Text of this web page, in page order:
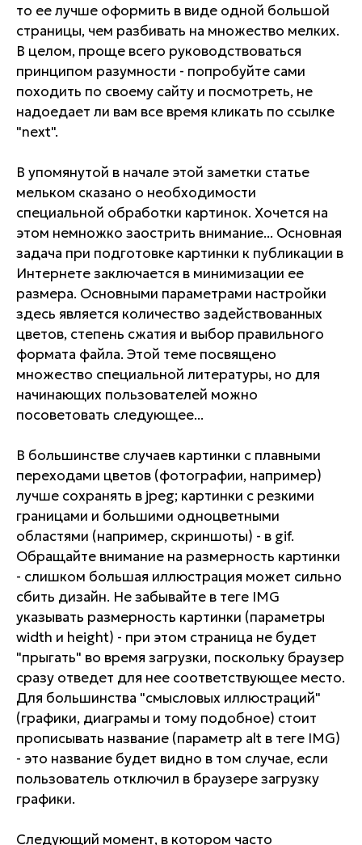
то ее лучше оформить в виде одной большой
страницы, чем разбивать на множество мелких.
В целом, проще всего руководствоваться
принципом разумности - попробуйте сами
походить по своему сайту и посмотреть, не
надоедает ли вам все время кликать по ссылке
"next".
В упомянутой в начале этой заметки статье
мельком сказано о необходимости
специальной обработки картинок. Хочется на
этом немножко заострить внимание... Основная
задача при подготовке картинки к публикации в
Интернете заключается в минимизации ее
размера. Основными параметрами настройки
здесь является количество задействованных
цветов, степень сжатия и выбор правильного
формата файла. Этой теме посвящено
множество специальной литературы, но для
начинающих пользователей можно
посоветовать следующее...
В большинстве случаев картинки с плавными
переходами цветов (фотографии, например)
лучше сохранять в jpeg; картинки с резкими
границами и большими одноцветными
областями (например, скриншоты) - в gif.
Обращайте внимание на размерность картинки
- слишком большая иллюстрация может сильно
сбить дизайн. Не забывайте в теге IMG
указывать размерность картинки (параметры
width и height) - при этом страница не будет
"прыгать" во время загрузки, поскольку браузер
сразу отведет для нее соответствующее место.
Для большинства "смысловых иллюстраций"
(графики, диаграмы и тому подобное) стоит
прописывать название (параметр alt в теге IMG)
- это название будет видно в том случае, если
пользователь отключил в браузере загрузку
графики.
Следующий момент, в котором часто